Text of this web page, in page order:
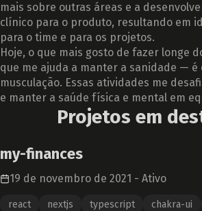
mais sobre outras áreas e a
clínico para o produto, resultando em
para o time e para os projetos.
Hoje, o que mais gosto de fazer longe
que me ajuda a manter a sanidade —
musculação. Essas atividades me
e manter a saúde física e mental em
Projetos em
19 de novembro de 2021 - Ativo
react nextjs typescript chakra-ui
my-finances